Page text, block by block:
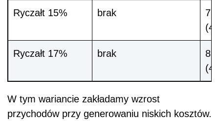
Ryczałt 15% brak
72
Ryczałt 17% brak
81
W tym wariancie zakładamy wzrost
przychodów przy generowaniu niskich kosztów.